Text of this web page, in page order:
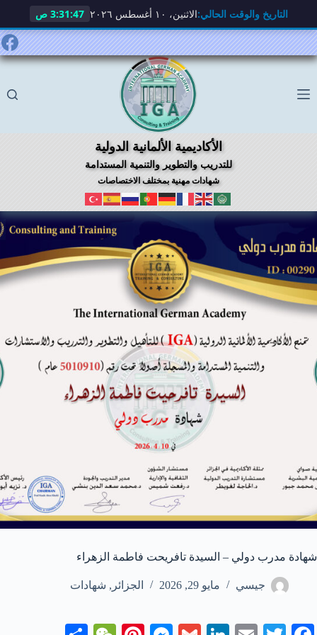
التاريخ والوقت الحالي:الاثنين، ١٠ أغسطس ٢٠٢٦ 3:31:48 ص
التجاوز
إلى
المحتوى
الأكاديمية الألمانية الدولية
للتدريب والتطوير والتنمية المستدامة
شهادات مهنية بمختلف الاختصاصات
شهادة مدرب دولي – السيدة تافريحت فاطمة الزهراء
جيسي مايو 29, 2026 الجزائر , شهادات